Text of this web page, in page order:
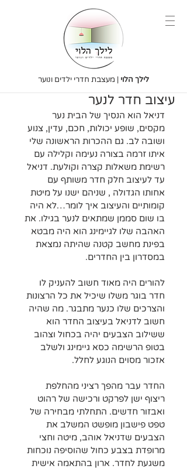
לילך הלוי | מעצבת חדרי ילדים ונוער
עיצוב חדר לנער
דניאל הוא הנסיך של הבית נער
מקסים, שופע יכולות, חכם, עדין, צנוע
ושובה לב. גם ההכרות הראשונה שלי
איתו זרמה בצורה נעימה וקלילה עם
רשימת משאלות קצרה וקולעת. דניאל
עד לעיצוב חלק חדר משותף עם
אחותו הגדולה , שניהם ישנו על מיטת
קומותיים והעיצוב איך לומר…לא היה
בו שום סממן שמתאים לנער בגילו. את
האהבה שלו לגיימינג הוא היה מבטא
בפינת מחשב קטנה שהיתה נמצאת
במסדרון בין החדרים.
להורים היה מאוד חשוב להעניק לו
חדר בוגר משלו שיכיל את כל הרצונות
והצרכים שלו כנער מתבגר. מה שהיה
חשוב לדניאל בעיצוב החדר הוא
ששילוב הצבעים יהיה בכחול וצהוב
בטופ הרשימה כסא גיימינג ולשלב
אזכור מסוים הנוגע לחלל.
החדר עבר מהפך רציני מהחלפת
ריצוף ישן לפרקט ורכישה של רהוט
ואבזור חדשים. התחלתי מבחירה של
טפט פישבון מופשט המשלב את
הצבעים שדניאל אוהב, מיטה וחצי
מרופדת בצבע כחול שהוסיפה נוכחות
משגעת לחדר. ארון בהתאמה אישית